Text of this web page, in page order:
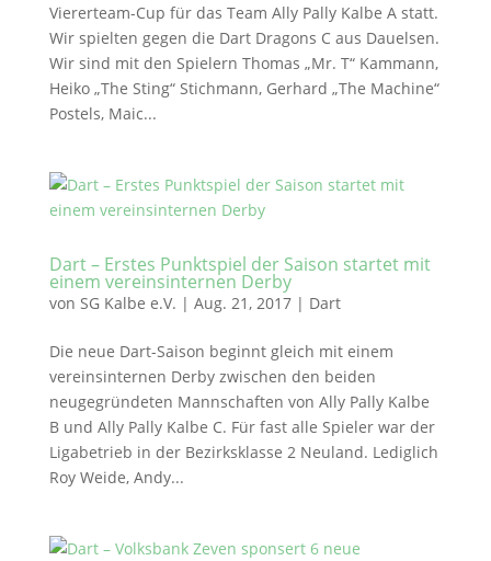
Viererteam-Cup für das Team Ally Pally Kalbe A statt.
Wir spielten gegen die Dart Dragons C aus Dauelsen.
Wir sind mit den Spielern Thomas „Mr. T“ Kammann,
Heiko „The Sting“ Stichmann, Gerhard „The Machine“
Postels, Maic...
Dart – Erstes Punktspiel der Saison startet mit
einem vereinsinternen Derby
von SG Kalbe e.V. | Aug. 21, 2017| Dart
Die neue Dart-Saison beginnt gleich mit einem
vereinsinternen Derby zwischen den beiden
neugegründeten Mannschaften von Ally Pally Kalbe
B und Ally Pally Kalbe C. Für fast alle Spieler war der
Ligabetrieb in der Bezirksklasse 2 Neuland. Lediglich
Roy Weide, Andy...